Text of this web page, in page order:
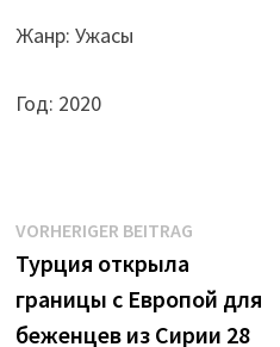
Жанр: Ужасы
Год: 2020
Beitrags-
Navigation
VORHERIGER BEITRAGVorheriger
Турция открыла
границы с Европой для
беженцев из Сирии 28